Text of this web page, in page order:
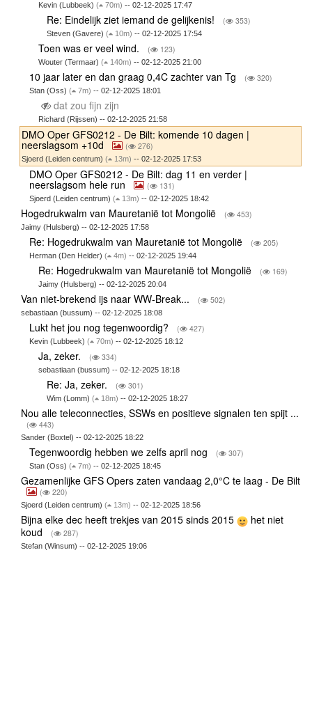
Kevin (Lubbeek) ( 70m) -- 02-12-2025 17:47
Re: Eindelijk ziet iemand de gelijkenis! ( 353)
Steven (Gavere)( 10m) -- 02-12-2025 17:54
Toen was er veel wind. ( 123)
Wouter (Termaar) ( 140m) -- 02-12-2025 21:00
10 jaar later en dan graag 0,4C zachter van Tg ( 320)
Stan (Oss)( 7m) -- 02-12-2025 18:01
dat zou fijn zijn
Richard (Rijssen) -- 02-12-2025 21:58
DMO Oper GFS0212 - De Bilt: komende 10 dagen |
neerslagsom +10d ( 276)
Sjoerd (Leiden centrum) ( 13m) -- 02-12-2025 17:53
DMO Oper GFS0212 - De Bilt: dag 11 en verder |
neerslagsom hele run ( 131)
Sjoerd (Leiden centrum)( 13m) -- 02-12-2025 18:42
Hogedrukwalm van Mauretanië tot Mongolië ( 453)
Jaimy (Hulsberg) -- 02-12-2025 17:58
Re: Hogedrukwalm van Mauretanië tot Mongolië ( 205)
Herman (Den Helder)( 4m) -- 02-12-2025 19:44
Re: Hogedrukwalm van Mauretanië tot Mongolië ( 169)
Jaimy (Hulsberg) -- 02-12-2025 20:04
Van niet-brekend ijs naar WW-Break... ( 502)
sebastiaan (bussum) -- 02-12-2025 18:08
Lukt het jou nog tegenwoordig? ( 427)
Kevin (Lubbeek)( 70m) -- 02-12-2025 18:12
Ja, zeker. ( 334)
sebastiaan (bussum) -- 02-12-2025 18:18
Re: Ja, zeker. ( 301)
Wim (Lomm)( 18m) -- 02-12-2025 18:27
Nou alle teleconnecties, SSWs en positieve signalen ten spijt ...
( 443)
Sander (Boxtel) -- 02-12-2025 18:22
Tegenwoordig hebben we zelfs april nog ( 307)
Stan (Oss)( 7m) -- 02-12-2025 18:45
Gezamenlijke GFS Opers zaten vandaag 2,0°C te laag - De Bilt
( 220)
Sjoerd (Leiden centrum) ( 13m) -- 02-12-2025 18:56
Bijna elke dec heeft trekjes van 2015 sinds 2015
het niet
koud
( 287)
Stefan (Winsum) -- 02-12-2025 19:06